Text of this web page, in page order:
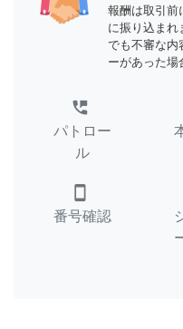
報酬は取引前
に振り込まれ
でも不審な内
ーがあった場
perm_phone_msg
パトロー
ル
smartphone
番号確認